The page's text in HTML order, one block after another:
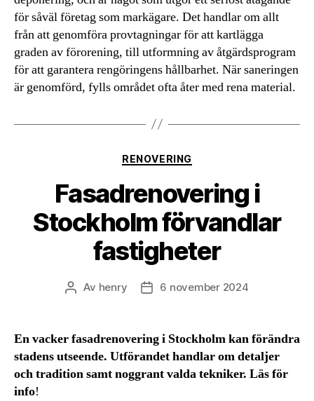
för såväl företag som markägare. Det handlar om allt
från att genomföra provtagningar för att kartlägga
graden av förorening, till utformning av åtgärdsprogram
för att garantera rengöringens hållbarhet. När saneringen
är genomförd, fylls området ofta åter med rena material.
Kategorier
RENOVERING
Fasadrenovering i
Stockholm förvandlar
fastigheter
Inläggsförfattare
Av henry Inläggsdatum
6 november 2024
En vacker fasadrenovering i Stockholm kan förändra
stadens utseende. Utförandet handlar om detaljer
och tradition samt noggrant valda tekniker. Läs för
info!